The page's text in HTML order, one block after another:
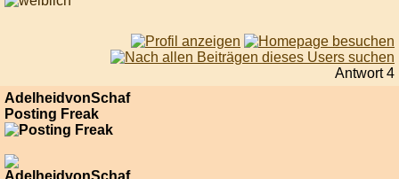
Antwort 4
AdelheidvonSchaf
Posting Freak